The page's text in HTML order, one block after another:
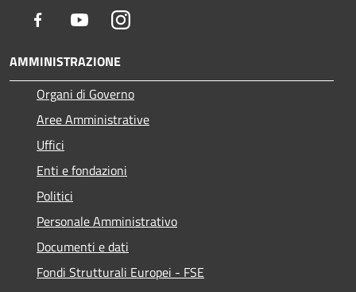
Facebook YoutubeInstagram
AMMINISTRAZIONE
Organi di Governo
Aree Amministrative
Uffici
Enti e fondazioni
Politici
Personale Amministrativo
Documenti e dati
Fondi Strutturali Europei - FSE